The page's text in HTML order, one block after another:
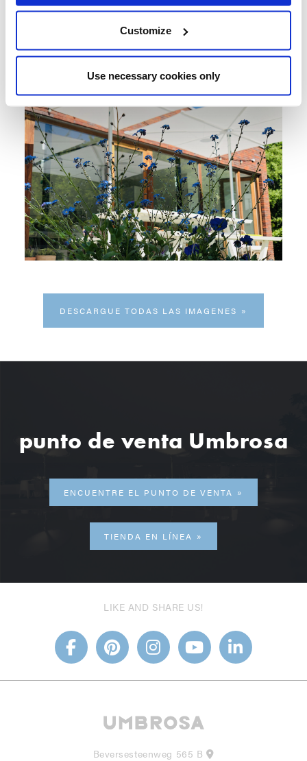
Customize
Use necessary cookies only
DESCARGUE TODAS LAS IMAGENES
punto de venta Umbrosa
ENCUENTRE EL PUNTO DE VENTA
TIENDA EN LÍNEA
LIKE AND SHARE US!
Beversesteenweg 565 B